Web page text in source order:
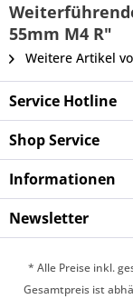
55mm M4 R"
Weitere Artikel
Service Hotline
Shop Service
Informationen
Newsletter
* Alle Preise inkl.
Gesamtpreis ist